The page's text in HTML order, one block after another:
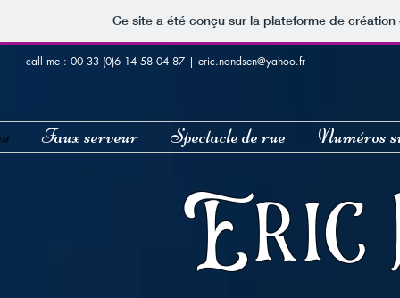
Ce site a été conçu sur la plateforme de
call me : 00 33 (0)6 14 58 04 87 | eric.nondsen@yahoo.fr
Faux serveur Spectacle de rue Numéros
Eric